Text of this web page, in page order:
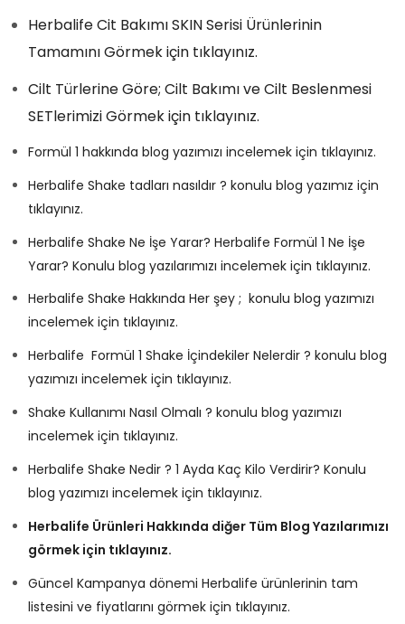
Herbalife Cit Bakımı SKIN Serisi Ürünlerinin
Tamamını Görmek için tıklayınız.
Cilt Türlerine Göre; Cilt Bakımı ve Cilt Beslenmesi
SETlerimizi Görmek için tıklayınız.
Formül 1 hakkında blog yazımızı incelemek için tıklayınız.
Herbalife Shake tadları nasıldır ? konulu blog yazımız için
tıklayınız.
Herbalife Shake Ne İşe Yarar? Herbalife Formül 1 Ne İşe
Yarar? Konulu blog yazılarımızı incelemek için tıklayınız.
Herbalife Shake Hakkında Her şey ; konulu blog yazımızı
incelemek için tıklayınız.
Herbalife Formül 1 Shake İçindekiler Nelerdir ? konulu blog
yazımızı incelemek için tıklayınız.
Shake Kullanımı Nasıl Olmalı ? konulu blog yazımızı
incelemek için tıklayınız.
Herbalife Shake Nedir ? 1 Ayda Kaç Kilo Verdirir? Konulu
blog yazımızı incelemek için tıklayınız.
Herbalife Ürünleri Hakkında diğer Tüm Blog Yazılarımızı
görmek için tıklayınız.
Güncel Kampanya dönemi Herbalife ürünlerinin tam
listesini ve fiyatlarını görmek için tıklayınız.